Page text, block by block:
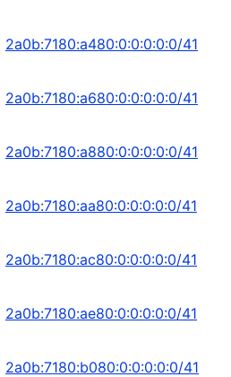
2a0b:7180:a480:0:0:0:0:0/41
2a0b:7180:a680:0:0:0:0:0/41
2a0b:7180:a880:0:0:0:0:0/41
2a0b:7180:aa80:0:0:0:0:0/41
2a0b:7180:ac80:0:0:0:0:0/41
2a0b:7180:ae80:0:0:0:0:0/41
2a0b:7180:b080:0:0:0:0:0/41